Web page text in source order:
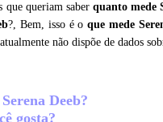
que queriam saber quanto mede
?, Bem, isso é oque mede
não dispõe de dados
Deeb?
gosta?